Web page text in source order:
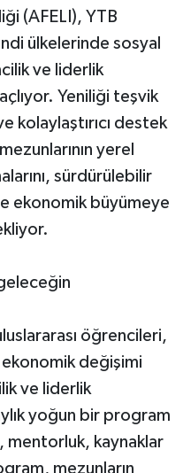
(AFELI), YTB
ülkelerinde sosyal
ve liderlik
Yeniliği teşvik
kolaylaştırıcı destek
yerel
sürdürülebilir
ekonomik büyümeye
öğrencileri,
değişimi
ve liderlik
yoğun bir program
mentorluk, kaynaklar
mezunların